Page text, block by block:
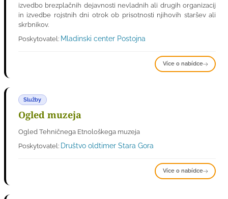
izvedbo brezplačnih dejavnosti nevladnih ali drugih organizacij
in izvedbe rojstnih dni otrok ob prisotnosti njihovih staršev ali
skrbnikov.
Poskytovatel: Mladinski center Postojna
Více o nabídce
Služby
Ogled muzeja
Ogled Tehničnega Etnološkega muzeja
Poskytovatel: Društvo oldtimer Stara Gora
Více o nabídce